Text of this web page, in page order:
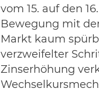
vom 15. auf den
Bewegung mit
Markt kaum
verzweifelter
Zinserhöhung